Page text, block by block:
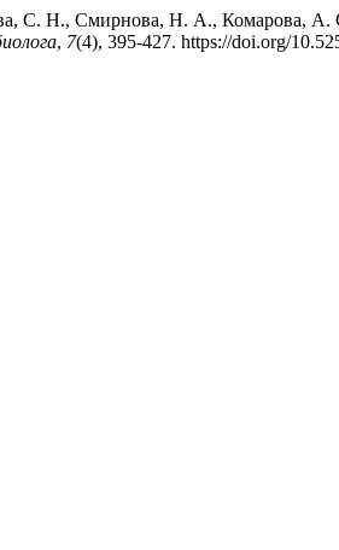
С. Н., Смирнова, Н. А., Комарова,
, 7(4), 395-427. https://doi.org/